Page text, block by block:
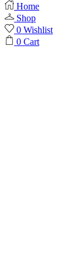
Home
Shop
0 Wishlist
0 Cart